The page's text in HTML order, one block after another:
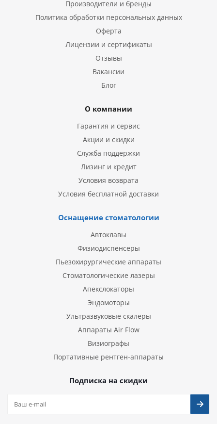
Производители и бренды
Политика обработки персональных данных
Оферта
Лицензии и сертификаты
Отзывы
Вакансии
Блог
О компании
Гарантия и сервис
Акции и скидки
Служба поддержки
Лизинг и кредит
Условия возврата
Условия бесплатной доставки
Оснащение стоматологии
Автоклавы
Физиодиспенсеры
Пьезохирургические аппараты
Стоматологические лазеры
Апекслокаторы
Эндомоторы
Ультразвуковые скалеры
Аппараты Air Flow
Визиографы
Портативные рентген-аппараты
Подписка на скидки